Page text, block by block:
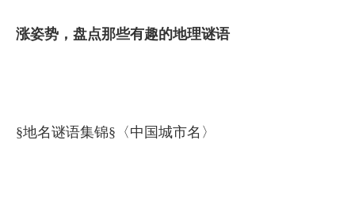
涨姿势，盘点那些有趣的地理谜语
§地名谜语集锦§〈中国城市名〉